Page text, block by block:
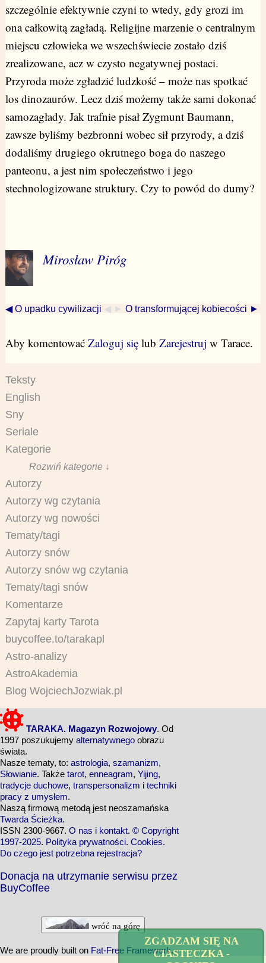
ZGADZAM SIĘ NA
CIASTECZKA -
szczególnie efektywnie czyni to wtedy, gdy grozi im
ona całkowitą zagładą. Religijne marzenie o centralnym
miejscu człowieka we wszechświecie zostało dziś
zrealizowane, acz w czysto negatywnej postaci.
Przyroda może zgładzić ludzkość – może nas spotkać
los dinozaurów. Lecz dziś możemy także sami dokonać
samozagłady. Jak trafnie pisał Zygmunt Baumann,
zawsze byliśmy bezbronni wobec sił przyrody, a dziś
dodaliśmy drugiego okrutnego boga do naszego
panteonu, a jest nim społeczeństwo i jego
stechnologizowane struktury. Czy to powód do dumy?
Mirosław Piróg
◀ O upadku cywilizacji ◀ ► O transformującej kobiecości ►
Aby komentować Zaloguj sięlub Zarejestruj w Tarace.
Teksty
English
Sny
Seriale
Kategorie
Rozwiń kategorie ↓
Autorzy
Autorzy wg czytania
Autorzy wg nowości
Tematy/tagi
Autorzy snów
Autorzy snów wg czytania
Tematy/tagi snów
Komentarze
Zapytaj karty Tarota
buycoffee.to/tarakapl
Astro-analizy
AstroAkademia
Blog WojciechJozwiak.pl
TARAKA. Magazyn Rozwojowy. Od
1997 poszukujemy alternatywnego obrazu
świata.
Nasze tematy, to: astrologia, szamanizm,
Słowianie. Także tarot, enneagram, Yijing,
tradycje duchowe, transpersonalizm i techniki
pracy z umysłem.
Naszą firmową metodą jest neoszamańska
Twarda Ścieżka.
ISSN 2300-9667. O nas i kontakt. © Copyright
1997-2025. Polityka prywatności. Cookies.
Do czego jest potrzebna rejestracja?
Donacja na utrzymanie serwisu przez
BuyCoffee
wróć na górę
We are proudly built on Fat-Free Framework.